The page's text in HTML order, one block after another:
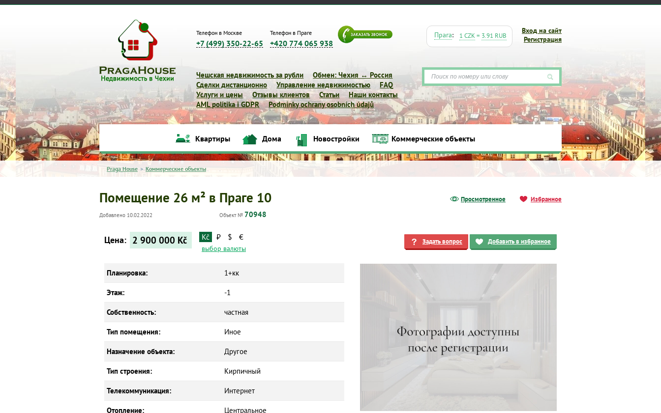
Телефон в Москве
+7 (499) 350-22-65
Телефон в Праге
+420 774 065 938
Вход на сайт
Регистрация
Прага: 1 CZK= 3.91 RUB
Чешская недвижимость за рубли
Обмен: Чехия ↔ Россия
Сделки дистанционно
Управление недвижимостью
FAQ
Услуги и цены
Отзывы клиентов Статьи
Наши контакты
AML politika i GDPR
Podmínky ochrany osobních údajů
Квартиры Дома Новостройки Коммерческие объекты
Praga House > Коммерческие объекты
Просмотренное Избранное
Помещение 26 м² в Праге 10
Добавлено 10.02.2022 Объект № 70948
Задать вопрос Добавить в избранное
Цена: 2 900 000 Kč Kč ₽ $ €
выбор валюты
Планировка: 1+кк
Этаж: -1
Собственность: частная
Тип помещения: Иное
Назначение объекта: Другое
Тип строения: Кирпичный
Телекоммуникация: Интернет
Отопление: Центральное